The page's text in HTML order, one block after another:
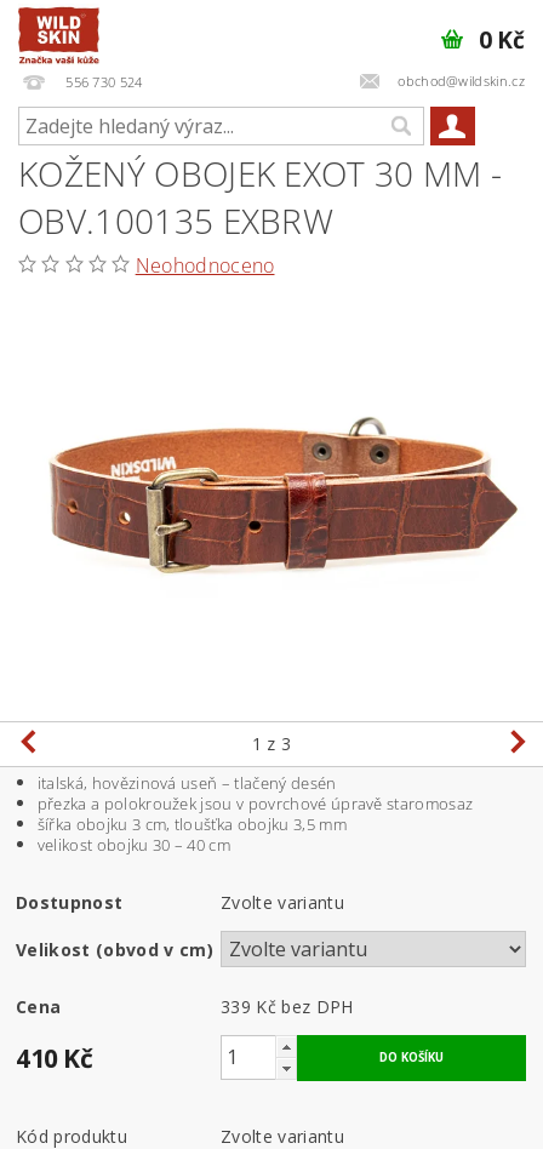
556 730 524 obchod@wildskin.cz
0 Kč
KOŽENÝ OBOJEK EXOT 30 MM -
OBV.100135 EXBRW
Neohodnoceno
1 z 3
italská, hovězinová useň – tlačený desén
přezka a polokroužek jsou v povrchové úpravě staromosaz
šířka obojku 3 cm, tloušťka obojku 3,5 mm
velikost obojku 30 – 40 cm
Dostupnost Zvolte variantu
Velikost (obvod v cm)
Cena 339 Kč bez DPH
410 Kč
Kód produktu
Zvolte variantu